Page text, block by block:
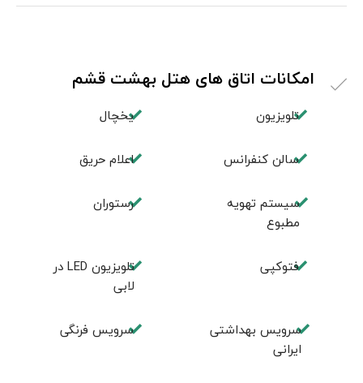
امکانات اتاق های هتل بهشت قشم
تلویزیون یخچال
سالن کنفرانس اعلام حریق
سیستم تهویه
مطبوع
رستوران
فتوکپی
تلویزیون LED در
لابی
سرویس بهداشتی
ایرانی
سرویس فرنگی